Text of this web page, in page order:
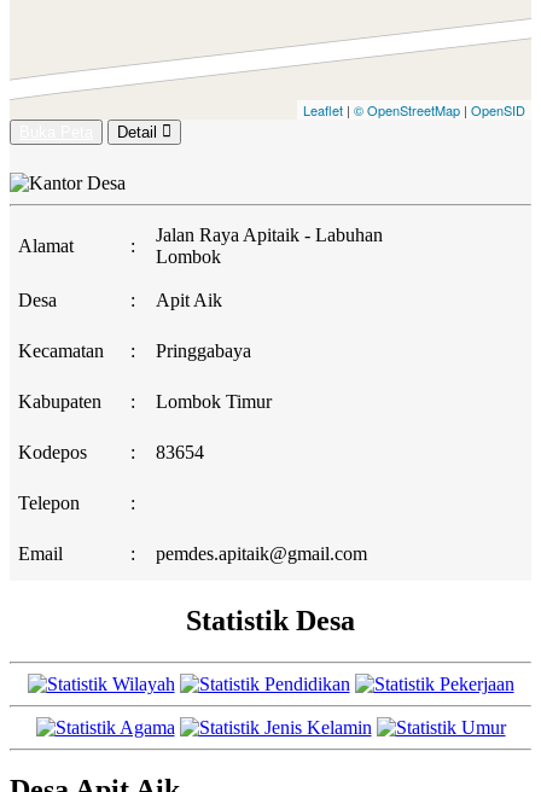
Leaflet | © OpenStreetMap | OpenSID
Detail
Alamat :
Jalan Raya Apitaik - Labuhan
Lombok
Desa : Apit Aik
Kecamatan : Pringgabaya
Kabupaten : Lombok Timur
Kodepos : 83654
Telepon :
Email : pemdes.apitaik@gmail.com
Statistik Desa